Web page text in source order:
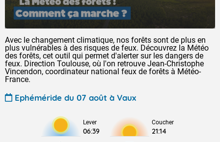
Avec le changement climatique, nos forêts sont de plus en
plus vulnérables à des risques de feux. Découvrez la Météo
des forêts, cet outil qui permet d'alerter sur les dangers de
feux. Direction Toulouse, où l'on retrouve Jean-Christophe
Vincendon, coordinateur national feux de forêts à Météo-
France.
Ephéméride du 07 août à Vaux
Lever
06:39
Coucher
21:14